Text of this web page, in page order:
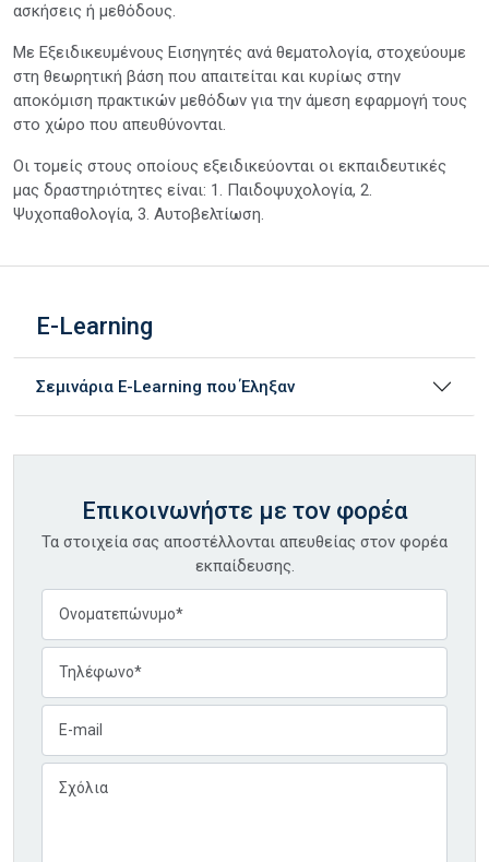
ασκήσεις ή μεθόδους.
Με Εξειδικευμένους Εισηγητές ανά θεματολογία, στοχεύουμε
στη θεωρητική βάση που απαιτείται και κυρίως στην
αποκόμιση πρακτικών μεθόδων για την άμεση εφαρμογή τους
στο χώρο που απευθύνονται.
Οι τομείς στους οποίους εξειδικεύονται οι εκπαιδευτικές
μας δραστηριότητες είναι: 1. Παιδοψυχολογία, 2.
Ψυχοπαθολογία, 3. Αυτοβελτίωση.
E-Learning
Σεμινάρια E-Learning που Έληξαν
Επικοινωνήστε με τον φορέα
Τα στοιχεία σας αποστέλλονται απευθείας στον φορέα
εκπαίδευσης.